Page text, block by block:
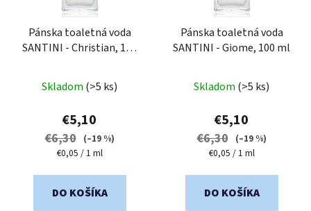
Pánska toaletná voda
SANTINI - Christian, 100
hodnotenie
produktu
je
5,0
5
Skladom (>5 ks)
€5,10
€6,30
(–19 %)
Jednotková
€0,05 / 1 ml
DO KOŠÍKA
Pánska toaletná voda
SANTINI - Giome, 100 ml
hodnotenie
produktu
je
5,0
5
Skladom (>5 ks)
€5,10
€6,30
(–19 %)
Jednotková
€0,05 / 1 ml
DO KOŠÍKA